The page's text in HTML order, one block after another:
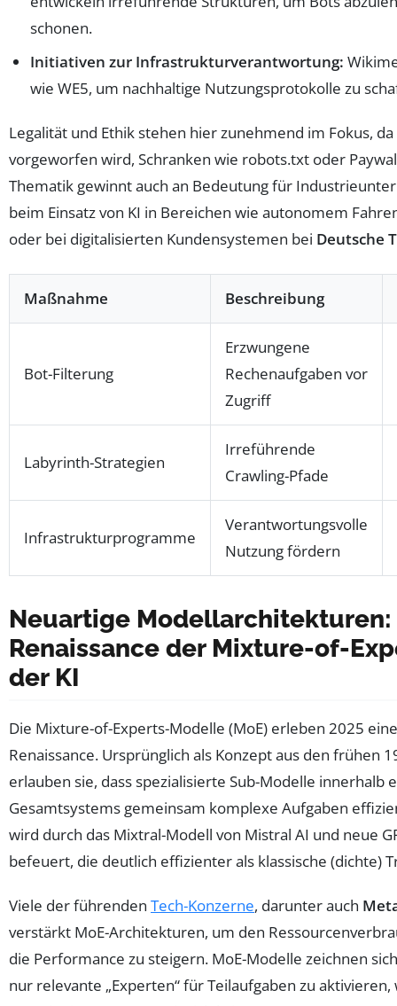
schonen.
Initiativen zur Infrastrukturverantwortung:
wie WE5, um nachhaltige Nutzungsprotokolle zu
Legalität und Ethik stehen hier zunehmend im Fokus,
vorgeworfen wird, Schranken wie robots.txt oder
Thematik gewinnt auch an Bedeutung für
beim Einsatz von KI in Bereichen wie autonomem
oder bei digitalisierten Kundensystemen bei Deutsche
Maßnahme Beschreibung
Bot-Filterung
Erzwungene
Rechenaufgaben vor
Zugriff
Labyrinth-Strategien
Irreführende
Crawling-Pfade
Infrastrukturprogramme
Verantwortungsvolle
Nutzung fördern
Neuartige Modellarchitekturen:
Renaissance der Mixture-of-
der KI
Die Mixture-of-Experts-Modelle (MoE) erleben 2025
Renaissance. Ursprünglich als Konzept aus den frühen
erlauben sie, dass spezialisierte Sub-Modelle innerhalb
Gesamtsystems gemeinsam komplexe Aufgaben
wird durch das Mixtral-Modell von Mistral AI und neue
befeuert, die deutlich effizienter als klassische (dichte)
Viele der führenden Tech-Konzerne, darunter auch
verstärkt MoE-Architekturen, um den
die Performance zu steigern. MoE-Modelle zeichnen
nur relevante „Experten“ für Teilaufgaben zu